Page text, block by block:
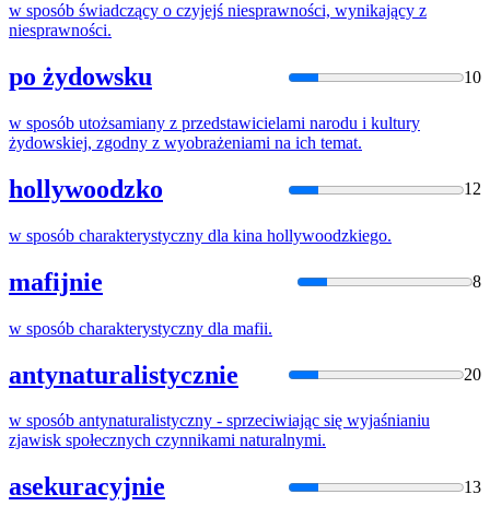
w sposób świadczący o czyjejś niesprawności, wynikający z
niesprawności.
po żydowsku 10
w sposób utożsamiany z przedstawicielami narodu i kultury
żydowskiej, zgodny z wyobrażeniami na ich temat.
hollywoodzko 12
w sposób charakterystyczny dla kina hollywoodzkiego.
mafijnie 8
w sposób charakterystyczny dla mafii.
antynaturalistycznie 20
w sposób antynaturalistyczny - sprzeciwiając się wyjaśnianiu
zjawisk społecznych czynnikami naturalnymi.
asekuracyjnie 13